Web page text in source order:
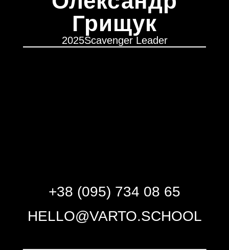
Грищук
2025Scavenger Leader
+38 (095) 734 08 65
HELLO@VARTO.SCHOOL